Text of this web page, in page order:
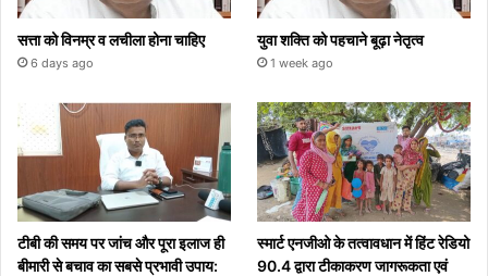
सत्ता को विनम्र व लचीला होना चाहिए
6 days ago
युवा शक्ति को पहचाने बूढ़ा नेतृत्व
1 week ago
टीबी की समय पर जांच और पूरा इलाज ही
बीमारी से बचाव का सबसे प्रभावी उपाय:
स्मार्ट एनजीओ के तत्वावधान में हिंट रेडियो
90.4 द्वारा टीकाकरण जागरूकता एवं